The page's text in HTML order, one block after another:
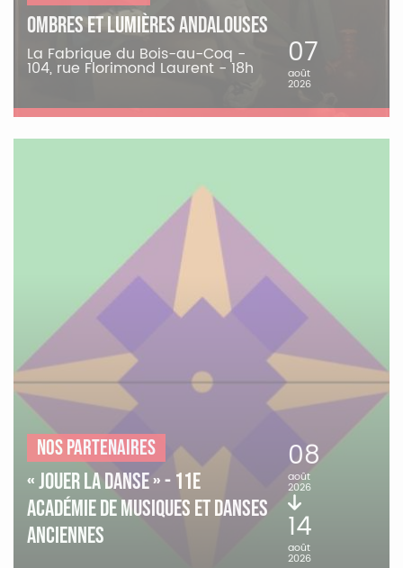
Ombres et Lumières andalouses
La Fabrique du Bois-au-Coq -
104, rue Florimond Laurent - 18h 07
août
2026
Nos partenaires
« Jouer la danse » - 11e
Académie de musiques et danses
anciennes
08
août
2026
14
août
2026